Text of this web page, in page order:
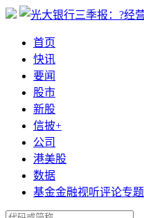
首页
快讯
要闻
股市
新股
信披+
公司
港美股
数据
基金金融视听评论专题